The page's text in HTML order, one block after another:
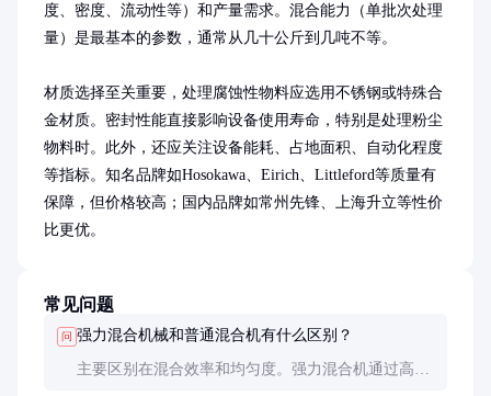
度、密度、流动性等）和产量需求。混合能力（单批次处理
量）是最基本的参数，通常从几十公斤到几吨不等。
材质选择至关重要，处理腐蚀性物料应选用不锈钢或特殊合
金材质。密封性能直接影响设备使用寿命，特别是处理粉尘
物料时。此外，还应关注设备能耗、占地面积、自动化程度
等指标。知名品牌如Hosokawa、Eirich、Littleford等质量有
保障，但价格较高；国内品牌如常州先锋、上海升立等性价
比更优。
常见问题
问 强力混合机械和普通混合机有什么区别？
主要区别在混合效率和均匀度。强力混合机通过高速